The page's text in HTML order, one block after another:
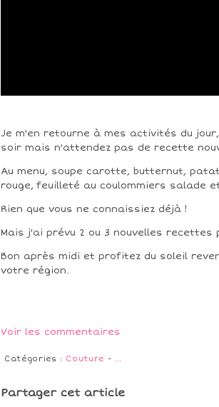
Je m'en retourne à mes activités du
soir mais n'attendez pas de recette
Au menu, soupe carotte, butternut,
rouge, feuilleté au coulommiers salade
Rien que vous ne connaissiez déjà !
Mais j'ai prévu 2 ou 3 nouvelles recettes
Bon après midi et profitez du soleil
votre région.
Voir les commentaires
Catégories : Couture - …
Partager cet article